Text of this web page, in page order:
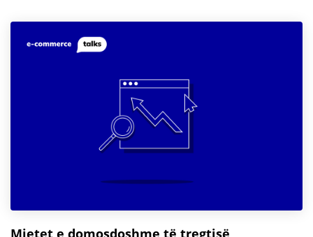
Mjetet e domosdoshme të tregtisë